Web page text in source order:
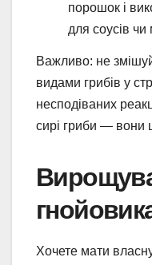
порошок і
для соусів чи
Важливо: не
видами грибів у
несподіваних
сирі гриби — вони
Хочете мати